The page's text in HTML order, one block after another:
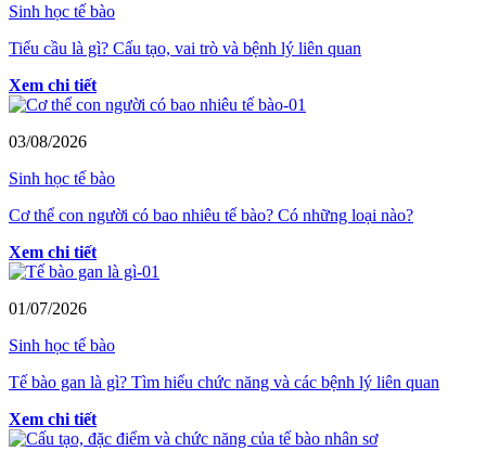
Sinh học tế bào
Tiểu cầu là gì? Cấu tạo, vai trò và bệnh lý liên quan
Xem chi tiết
03/08/2026
Sinh học tế bào
Cơ thể con người có bao nhiêu tế bào? Có những loại nào?
Xem chi tiết
01/07/2026
Sinh học tế bào
Tế bào gan là gì? Tìm hiểu chức năng và các bệnh lý liên quan
Xem chi tiết